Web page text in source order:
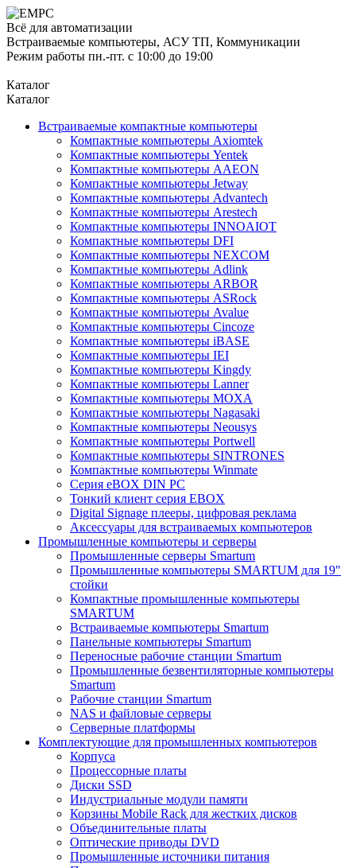
Всё для автоматизации
Встраиваемые компьютеры, АСУ ТП, Коммуникации
Режим работы пн.-пт. с 10:00 до 19:00
Каталог
Каталог
Встраиваемые компактные компьютеры
Компактные компьютеры Axiomtek
Компактные компьютеры Yentek
Компактные компьютеры AAEON
Компактные компьютеры Jetway
Компактные компьютеры Advantech
Компактные компьютеры Arestech
Компактные компьютеры INNOAIOT
Компактные компьютеры DFI
Компактные компьютеры NEXCOM
Компактные компьютеры Adlink
Компактные компьютеры ARBOR
Компактные компьютеры ASRock
Компактные компьютеры Avalue
Компактные компьютеры Cincoze
Компактные компьютеры iBASE
Компактные компьютеры IEI
Компактные компьютеры Kingdy
Компактные компьютеры Lanner
Компактные компьютеры MOXA
Компактные компьютеры Nagasaki
Компактные компьютеры Neousys
Компактные компьютеры Portwell
Компактные компьютеры SINTRONES
Компактные компьютеры Winmate
Серия eBOX DIN PC
Тонкий клиент серия EBOX
Digital Signage плееры, цифровая реклама
Аксессуары для встраиваемых компьютеров
Промышленные компьютеры и серверы
Промышленные серверы Smartum
Промышленные компьютеры SMARTUM для 19"
стойки
Компактные промышленные компьютеры
SMARTUM
Встраиваемые компьютеры Smartum
Панельные компьютеры Smartum
Переносные рабочие станции Smartum
Промышленные безвентиляторные компьютеры
Smartum
Рабочие станции Smartum
NAS и файловые серверы
Серверные платформы
Комплектующие для промышленных компьютеров
Корпуса
Процессорные платы
Диски SSD
Индустриальные модули памяти
Корзины Mobile Rack для жестких дисков
Объединительные платы
Оптические приводы DVD
Промышленные источники питания